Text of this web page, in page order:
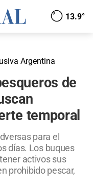
13.9°
Argentina
de
temporal
para el
días. Los buques
activos sus
prohibido pescar,